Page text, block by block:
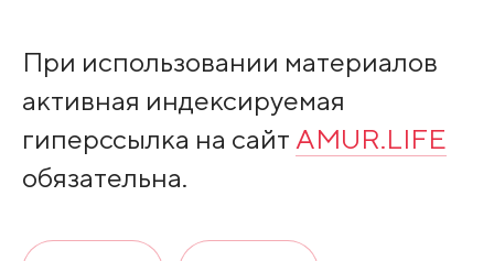
При использовании материалов
активная индексируемая
гиперссылка на сайт AMUR.LIFE
обязательна.